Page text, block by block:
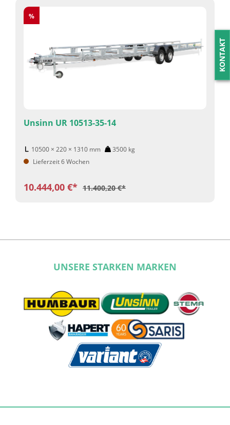
Rabatt
%
Unsinn UR 10513-35-14
10500 × 220 × 1310 mm 3500 kg
Lieferzeit 6 Wochen
10.444,00 €* 11.400,20 €*
UNSERE STARKEN MARKEN
KONTAKT